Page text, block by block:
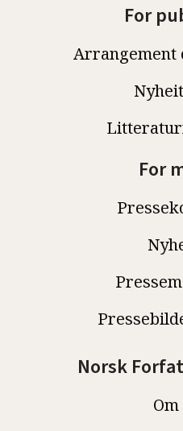
For
Arrangement
For
Norsk